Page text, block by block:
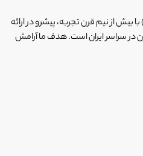
شرکت اتوبوسرانی لوان نور (تعاونی ۸) با بیش از نیم قرن تجربه، پیشرو در ارائه
در سراسر ایران است. هدف ما آرامش